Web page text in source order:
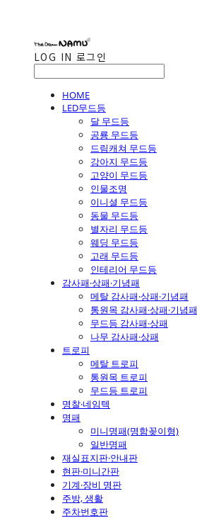
LOG IN 로그인
HOME
LED무드등
달 무드등
공룡 무드등
드림캐쳐 무드등
강아지 무드등
고양이 무드등
인물조명
이니셜 무드등
동물 무드등
별자리 무드등
웨딩 무드등
고래 무드등
인테리어 무드등
감사패·상패·기념패
메탈 감사패·상패·기념패
통원목 감사패·상패·기념패
무드등 감사패·상패
나무 감사패·상패
트로피
메탈 트로피
통원목 트로피
무드등 트로피
명찰·네임텍
명패
미니명패(명함꽂이형)
일반명패
재실표지판·안내판
현판·미니간판
기계·장비 명판
주방, 생활
주차번호판